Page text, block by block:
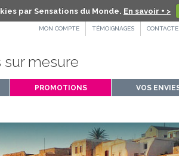
par Sensations du Monde. En savoir + >
MON COMPTE TÉMOIGNAGES
sur mesure
PROMOTIONS VOS